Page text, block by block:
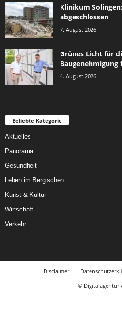
Klinikum
abgeschlossen
7. August 2026
Grünes Licht für
4. August 2026
Beliebte Kategorie
Aktuelles
Panorama
Gesundheit
Leben im Bergischen
Kunst & Kultur
Wirtschaft
Verkehr
Disclaimer
© Digitalagentur